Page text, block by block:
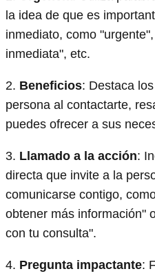
la idea de que es
inmediato, como
inmediata", etc.
2. Beneficios: Destaca
persona al contactarte,
puedes ofrecer a sus
3. Llamado a la acción:
directa que invite a la
comunicarse contigo,
obtener más información"
con tu consulta".
4. Pregunta impactante: